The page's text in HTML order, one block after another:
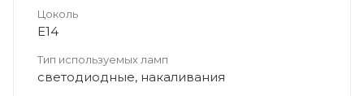
Цоколь
Е14
Тип используемых ламп
светодиодные, накаливания